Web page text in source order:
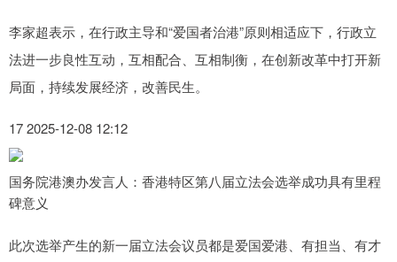
李家超表示，在行政主导和“爱国者治港”原则相适应下，行政立
法进一步良性互动，互相配合、互相制衡，在创新改革中打开新
局面，持续发展经济，改善民生。
17 2025-12-08 12:12
国务院港澳办发言人：香港特区第八届立法会选举成功具有里程
碑意义
此次选举产生的新一届立法会议员都是爱国爱港、有担当、有才